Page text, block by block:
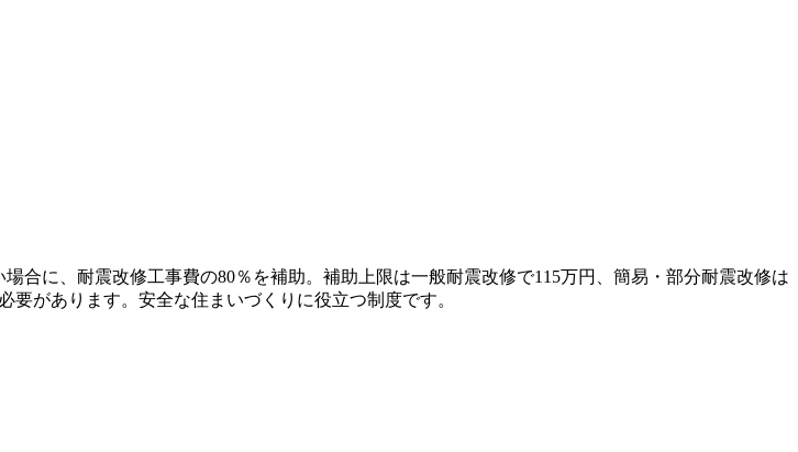
合に、耐震改修工事費の80％を補助。補助上限は一般耐震改修で115万円、簡易・部分耐震改修は
があります。安全な住まいづくりに役立つ制度です。